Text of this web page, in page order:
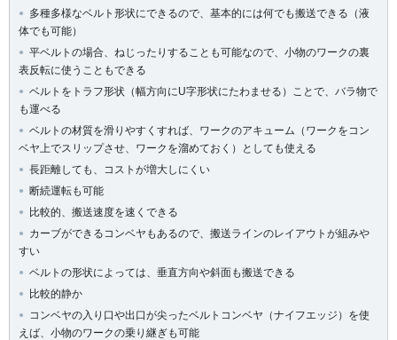
多種多様なベルト形状にできるので、基本的には何でも搬送できる（液
体でも可能）
平ベルトの場合、ねじったりすることも可能なので、小物のワークの裏
表反転に使うこともできる
ベルトをトラフ形状（幅方向にU字形状にたわませる）ことで、バラ物で
も運べる
ベルトの材質を滑りやすくすれば、ワークのアキューム（ワークをコン
ベヤ上でスリップさせ、ワークを溜めておく）としても使える
長距離しても、コストが増大しにくい
断続運転も可能
比較的、搬送速度を速くできる
カーブができるコンベヤもあるので、搬送ラインのレイアウトが組みや
すい
ベルトの形状によっては、垂直方向や斜面も搬送できる
比較的静か
コンベヤの入り口や出口が尖ったベルトコンベヤ（ナイフエッジ）を使
えば、小物のワークの乗り継ぎも可能